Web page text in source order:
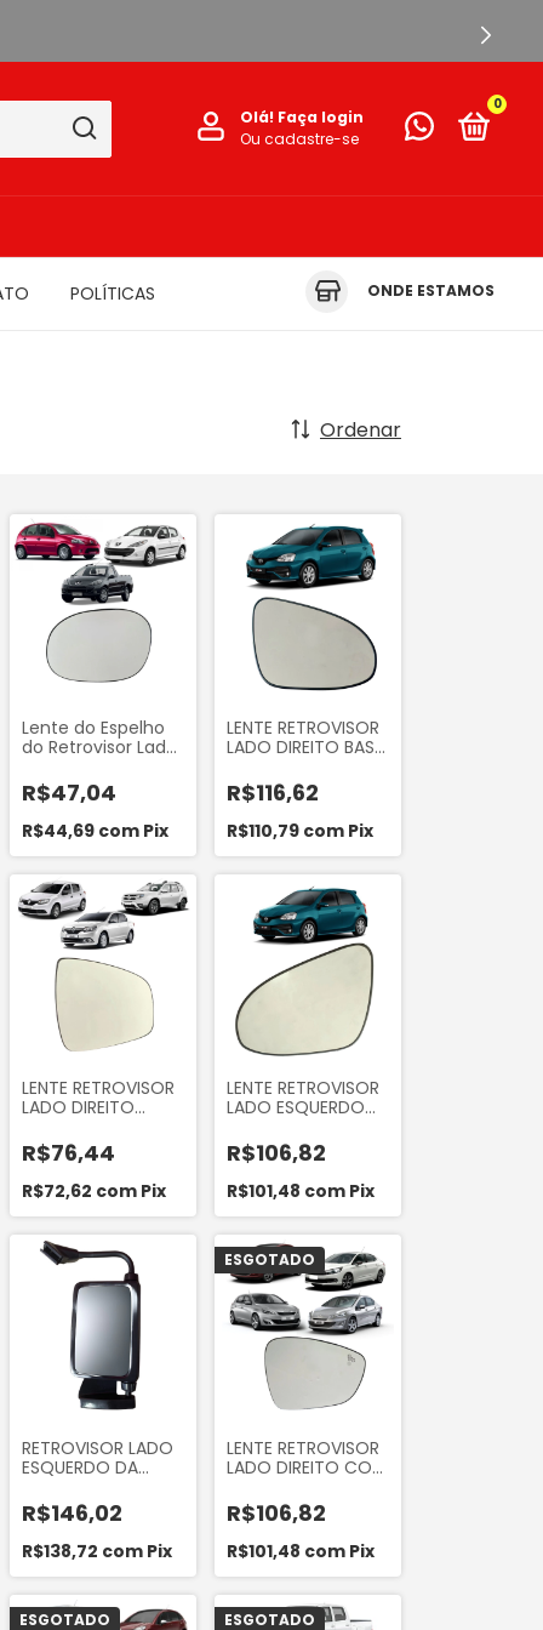
Olá! Faça login
Ou cadastre-se
0
POLÍTICAS ONDE ESTAMOS
Ordenar
Lente do Espelho
do Retrovisor Lado
(Motorista)
Peugeot 206 1999
a 2010 Peugeot
207 2008 a 2015
Hoggar 2010 a 2014
Citroen C3 2003 a
2012 Marca
Metagal 333906
R$47,04
R$44,69 com Pix
LENTE RETROVISOR
LADO DIREITO BASE
ETIOS 2014...
R$116,62
R$110,79 com Pix
LENTE RETROVISOR
LADO DIREITO
LOGAN E DUSTER
R$76,44
R$72,62 com Pix
LENTE RETROVISOR
LADO ESQUERDO
QUADRADA ETIOS A
PARTIR DE 2014
R$106,82
R$101,48 com Pix
RETROVISOR LADO
ESQUERDO DA
TRUCK 1995 1996
R$146,02
R$138,72 com Pix
ESGOTADO
LENTE RETROVISOR
LADO DIREITO COM
CEGO C3 / C4
LOUNGE / PEUGEOT
308 E 408
R$106,82
R$101,48 com Pix
ESGOTADO ESGOTADO